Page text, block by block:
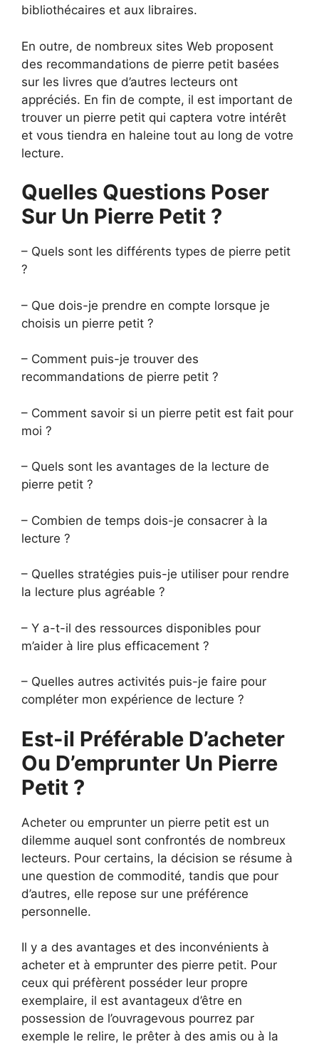
bibliothécaires et aux libraires.
En outre, de nombreux sites Web proposent
des recommandations de pierre petit basées
sur les livres que d’autres lecteurs ont
appréciés. En fin de compte, il est important de
trouver un pierre petit qui captera votre intérêt
et vous tiendra en haleine tout au long de votre
lecture.
Quelles Questions Poser
Sur Un Pierre Petit ?
– Quels sont les différents types de pierre petit
?
– Que dois-je prendre en compte lorsque je
choisis un pierre petit ?
– Comment puis-je trouver des
recommandations de pierre petit ?
– Comment savoir si un pierre petit est fait pour
moi ?
– Quels sont les avantages de la lecture de
pierre petit ?
– Combien de temps dois-je consacrer à la
lecture ?
– Quelles stratégies puis-je utiliser pour rendre
la lecture plus agréable ?
– Y a-t-il des ressources disponibles pour
m’aider à lire plus efficacement ?
– Quelles autres activités puis-je faire pour
compléter mon expérience de lecture ?
Est-il Préférable D’acheter
Ou D’emprunter Un Pierre
Petit ?
Acheter ou emprunter un pierre petit est un
dilemme auquel sont confrontés de nombreux
lecteurs. Pour certains, la décision se résume à
une question de commodité, tandis que pour
d’autres, elle repose sur une préférence
personnelle.
Il y a des avantages et des inconvénients à
acheter et à emprunter des pierre petit. Pour
ceux qui préfèrent posséder leur propre
exemplaire, il est avantageux d’être en
possession de l’ouvragevous pourrez par
exemple le relire, le prêter à des amis ou à la